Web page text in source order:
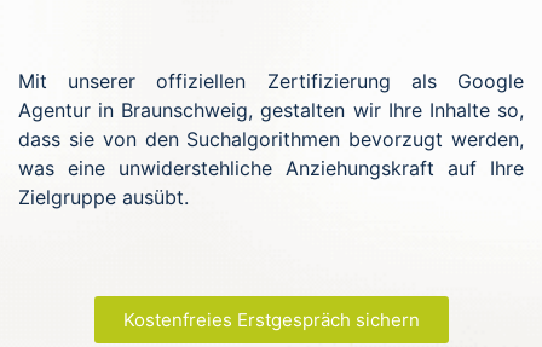
Mit unserer offiziellen Zertifizierung als Google
Agentur in Braunschweig, gestalten wir Ihre Inhalte so,
dass sie von den Suchalgorithmen bevorzugt werden,
was eine unwiderstehliche Anziehungskraft auf Ihre
Zielgruppe ausübt.
Kostenfreies Erstgespräch sichern